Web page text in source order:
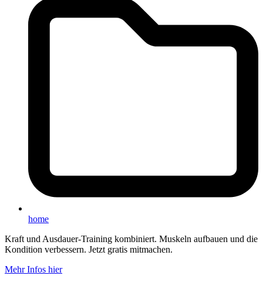
home
Kraft und Ausdauer-Training kombiniert. Muskeln aufbauen und die
Kondition verbessern. Jetzt gratis mitmachen.
Mehr Infos hier